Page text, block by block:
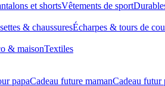
et shortsVêtements de sport
& chaussuresÉcharpes & tours de cou
& maisonTextiles
papaCadeau future mamanCadeau futur